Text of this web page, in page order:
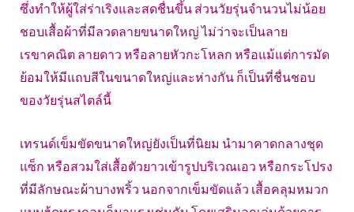
ซึ่งทำให้ผู้ใส่ร่าเริงและสดชื่นขึ้น ส่วนวัยรุ่นจำนวนไม่น้อย
ชอบเสื้อผ้าที่มีลวดลายขนาดใหญ่ ไม่ว่าจะเป็นลาย
เรขาคณิต ลายดาว หรือลายหัวกะโหลก หรือแม้แต่การมัด
ย้อมให้มีแถบสีในขนาดใหญ่และห่างกัน ก็เป็นที่ชื่นชอบ
ของวัยรุ่นสไตล์นี้
เทรนด์เข็มขัดขนาดใหญ่ยังเป็นที่นิยม นำมาคาดกลางชุด
แซ็ก หรือสวมใส่เสื้อตัวยาวเข้ารูปบริเวณเอว หรือกระโปรง
ที่มีลักษณะผ้าบางพริ้ว นอกจากเข็มขัดแล้ว เสื้อคลุมหมวก